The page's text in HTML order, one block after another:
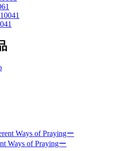
of Prayingー